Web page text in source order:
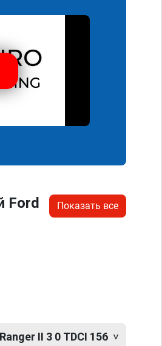
Ford
Показать все
II 3 0 TDCI 156